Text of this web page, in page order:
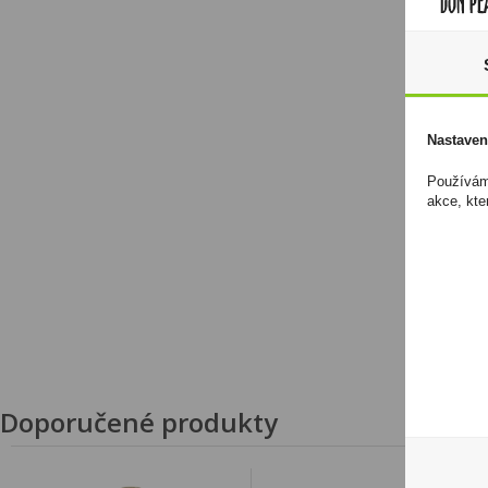
Doporučené produkty
akce,